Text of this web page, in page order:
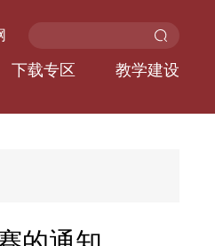
下载专区 教学建设